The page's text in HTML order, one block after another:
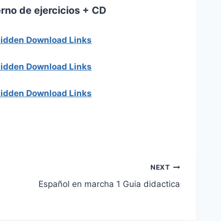
de ejercicios + CD
Download Links
Download Links
Download Links
NEXT
Español en marcha 1 Guia didactica